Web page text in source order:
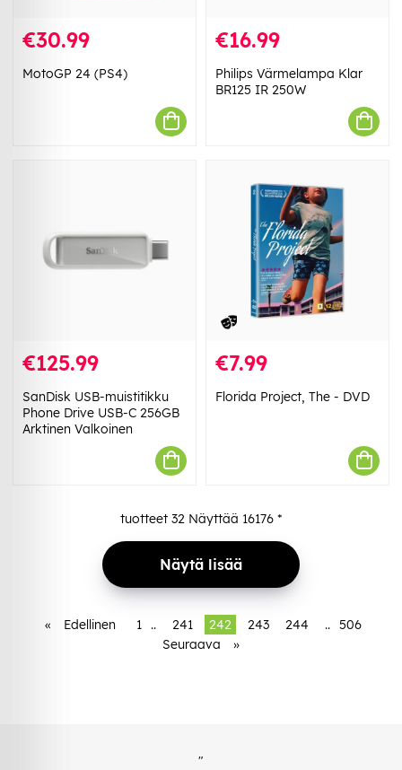
€30.99
MotoGP 24 (PS4)
€16.99
Philips Värmelampa Klar
BR125 IR 250W
€125.99
SanDisk USB-muistitikku
Phone Drive USB-C 256GB
Arktinen Valkoinen
€7.99
Florida Project, The - DVD
tuotteet 32 Näyttää 16176 *
Näytä lisää
« Edellinen 1 .. 241 242 243 244 .. 506
Seuraava
»
"